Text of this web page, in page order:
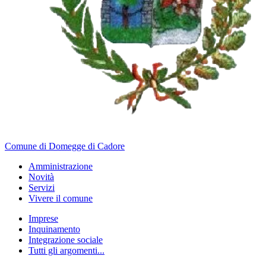
Comune di Domegge di Cadore
Amministrazione
Novità
Servizi
Vivere il comune
Imprese
Inquinamento
Integrazione sociale
Tutti gli argomenti...